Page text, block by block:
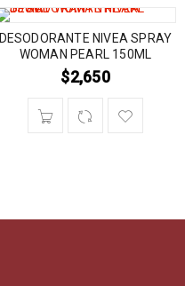
DESODORANTE NIVEA SPRAY
WOMAN PEARL 150ML
$2,650